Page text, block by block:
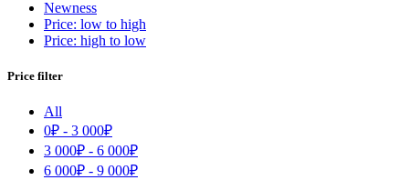
Newness
Price: low to high
Price: high to low
Price filter
All
0₽ - 3 000₽
3 000₽ - 6 000₽
6 000₽ - 9 000₽